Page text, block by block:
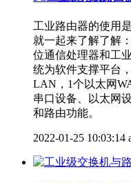
工业路由器的使用
就一起来了解了解
位通信处理器和工
统为软件支撑平台
LAN，1个以太网
串口设备、以太网
和路由功能。
2022-01-25 10:03:14